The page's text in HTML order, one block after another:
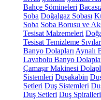
Bahçe Şömineleri
Soba Doğalgaz Sobası
Soba Soba Borusu ve
Tesisat Malzemeleri
Tesisat Temizleme
Banyo Dolapları Aynalı
Lavabolu Banyo
Çamaşır Makinesi
Sistemleri Duşakabin
Setleri Duş Sistemleri
Duş Setleri Duş Spiralleri